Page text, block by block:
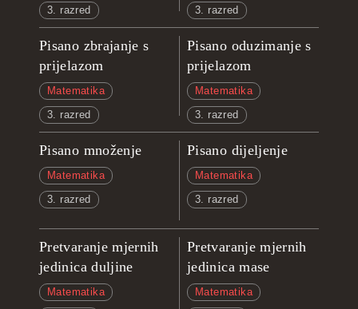
3. razred 3. razred
Pisano zbrajanje s
prijelazom
Matematika
3. razred
Pisano oduzimanje s
prijelazom
Matematika
3. razred
Pisano množenje
Matematika
3. razred
Pisano dijeljenje
Matematika
3. razred
Pretvaranje mjernih
jedinica duljine
Matematika
Pretvaranje mjernih
jedinica mase
Matematika